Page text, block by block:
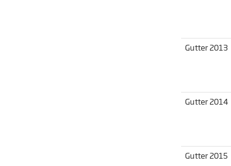
Gutter 2013
Gutter 2014
Gutter 2015